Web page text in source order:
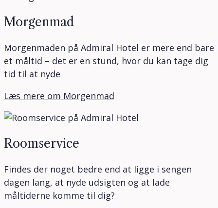
Morgenmad
Morgenmaden på Admiral Hotel er mere end bare
et måltid – det er en stund, hvor du kan tage dig
tid til at nyde
Læs mere om Morgenmad
Roomservice
Findes der noget bedre end at ligge i sengen
dagen lang, at nyde udsigten og at lade
måltiderne komme til dig?